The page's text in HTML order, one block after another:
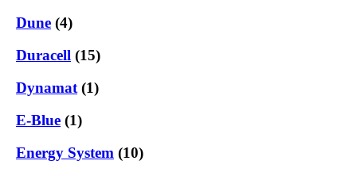
Dune (4)
Duracell (15)
Dynamat (1)
E-Blue (1)
Energy System (10)